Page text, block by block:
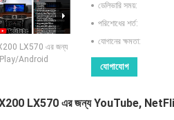
LX570 এর জন্য
Android
ডেলিভারি সময়:
পরিশোধের শর্ত:
যোগানের ক্ষমতা:
যোগাযোগ
LX570 এর জন্য YouTube, NetFlix,